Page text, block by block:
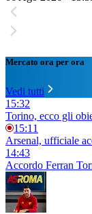
Mercato ora per ora
Vedi tutti
15:32
Torino, ecco gli
15:11
Arsenal, ufficiale
14:43
Accordo Ferran